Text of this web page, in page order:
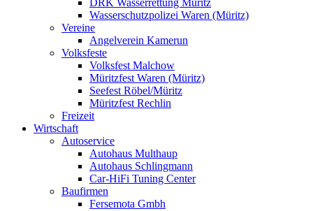
Wasserschutzpolizei Waren (Müritz)
Vereine
Angelverein Kamerun
Volksfeste
Volksfest Malchow
Müritzfest Waren (Müritz)
Seefest Röbel/Müritz
Müritzfest Rechlin
Freizeit
Wirtschaft
Autoservice
Autohaus Multhaup
Autohaus Schlingmann
Car-HiFi Tuning Center
Baufirmen
Fersemota Gmbh